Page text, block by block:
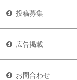
投稿募集
広告掲載
お問合わせ